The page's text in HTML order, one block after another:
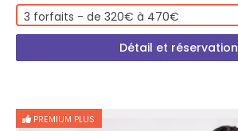
3 forfaits - de 320€ à 470€
Détail et réservation
PREMIUM PLUS